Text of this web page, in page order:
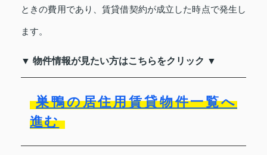
ときの費用であり、賃貸借契約が成立した時点で発生し
ます。
▼ 物件情報が見たい方はこちらをクリック ▼
巣鴨の居住用賃貸物件一覧へ
進む